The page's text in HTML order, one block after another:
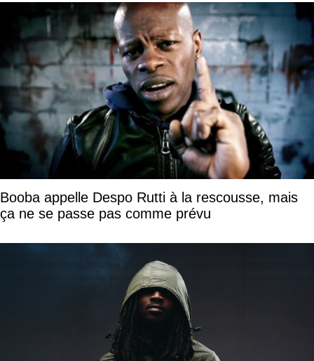
Booba appelle Despo Rutti à la rescousse, mais
ça ne se passe pas comme prévu